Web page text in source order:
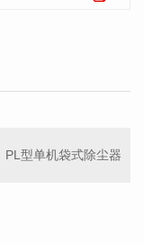
PL型单机袋式除尘器